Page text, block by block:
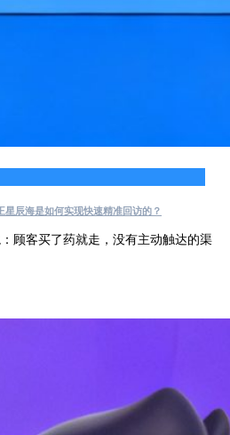
辰海是如何实现快速精准回访的？
顾客买了药就走，没有主动触达的渠